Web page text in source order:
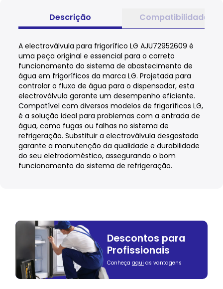
Descrição Compatibilidade
A electroválvula para frigorífico LG AJU72952609 é
uma peça original e essencial para o correto
funcionamento do sistema de abastecimento de
água em frigoríficos da marca LG. Projetada para
controlar o fluxo de água para o dispensador, esta
electroválvula garante um desempenho eficiente.
Compatível com diversos modelos de frigoríficos LG,
é a solução ideal para problemas com a entrada de
água, como fugas ou falhas no sistema de
refrigeração. Substituir a electroválvula desgastada
garante a manutenção da qualidade e durabilidade
do seu eletrodoméstico, assegurando o bom
funcionamento do sistema de refrigeração.
Descontos para
Profissionais
Conheça aqui as vantagens